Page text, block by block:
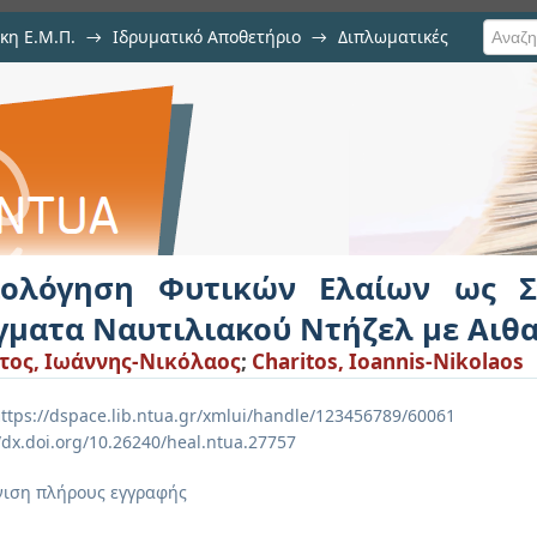
Ε.Μ.Π. → Ιδρυματικό Αποθετήριο → Διπλωματικές
Ελαίων ως Σταθεροποιητές σε
Φυτικών Ελαίων ως
Ναυτιλιακού Ντήζελ με
Ιωάννης-Νικόλαος; Charitos, Ioannis-Nikolaos
dspace.lib.ntua.gr/xmlui/handle/123456789/60061
10.26240/heal.ntua.27757
πλήρους εγγραφής